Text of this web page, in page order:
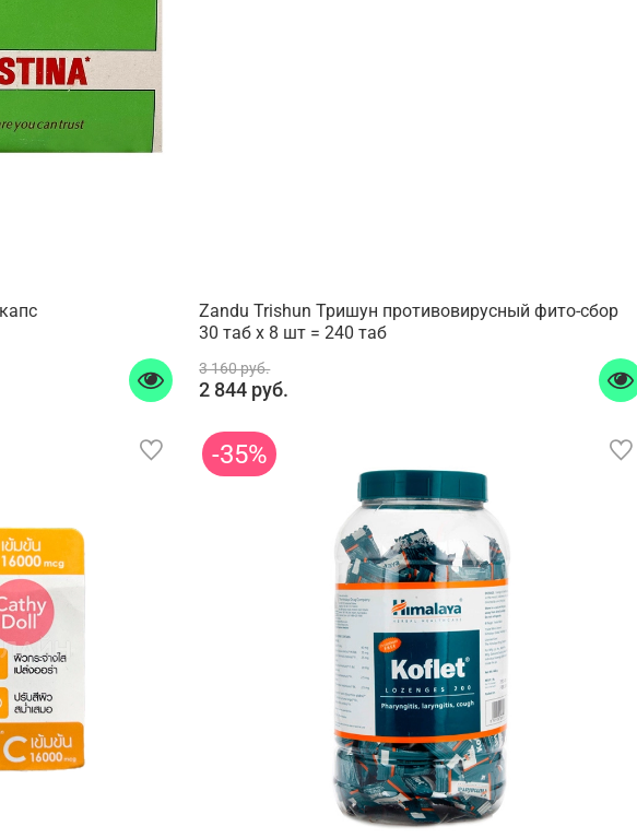
Zandu Trishun Тришун противовирусный фито-сбор
30 таб х 8 шт = 240 таб
3 160 руб.
2 844 руб.
-35%